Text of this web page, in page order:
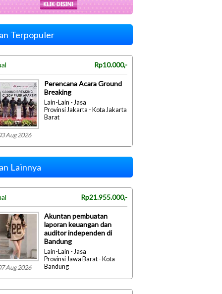
Terpopuler
Rp10.000,-
Aug 2026
Perencana Acara Ground
Breaking
Lain-Lain - Jasa
Provinsi Jakarta - Kota Jakarta
Barat
Lainnya
Rp21.955.000,-
Aug 2026
Akuntan pembuatan
laporan keuangan dan
auditor independen di
Bandung
Lain-Lain - Jasa
Provinsi Jawa Barat - Kota
Bandung